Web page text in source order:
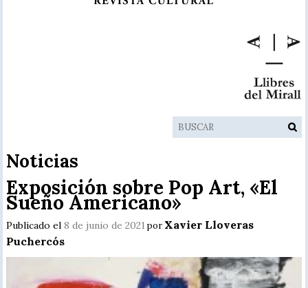
Noticias
Exposición sobre Pop Art, «El
Sueño Americano»
Publicado el8 de junio de 2021 porXavier Lloveras
Puchercós